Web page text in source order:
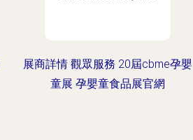
展商詳情 觀眾服務 20屆cbme孕嬰
童展 孕嬰童食品展官網